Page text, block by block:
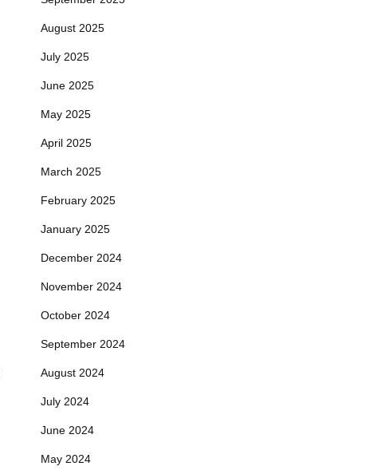
August 2025
July 2025
June 2025
May 2025
April 2025
March 2025
February 2025
January 2025
December 2024
November 2024
October 2024
September 2024
August 2024
July 2024
June 2024
May 2024